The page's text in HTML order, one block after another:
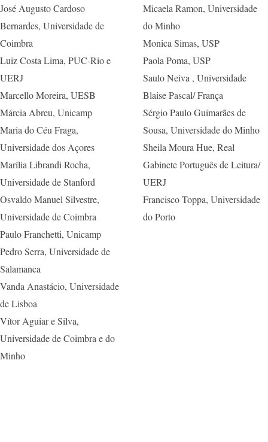
José Augusto Cardoso
Bernardes, Universidade de
Coimbra
Luiz Costa Lima, PUC-Rio e
UERJ
Marcello Moreira, UESB
Márcia Abreu, Unicamp
Maria do Céu Fraga,
Universidade dos Açores
Marília Librandi Rocha,
Universidade de Stanford
Osvaldo Manuel Silvestre,
Universidade de Coimbra
Paulo Franchetti, Unicamp
Pedro Serra, Universidade de
Salamanca
Vanda Anastácio, Universidade
de Lisboa
Vítor Aguiar e Silva,
Universidade de Coimbra e do
Minho
Micaela Ramon, Universidade
do Minho
Monica Simas, USP
Paola Poma, USP
Saulo Neiva , Universidade
Blaise Pascal/ França
Sérgio Paulo Guimarães de
Sousa, Universidade do Minho
Sheila Moura Hue, Real
Gabinete Português de Leitura/
UERJ
Francisco Toppa, Universidade
do Porto